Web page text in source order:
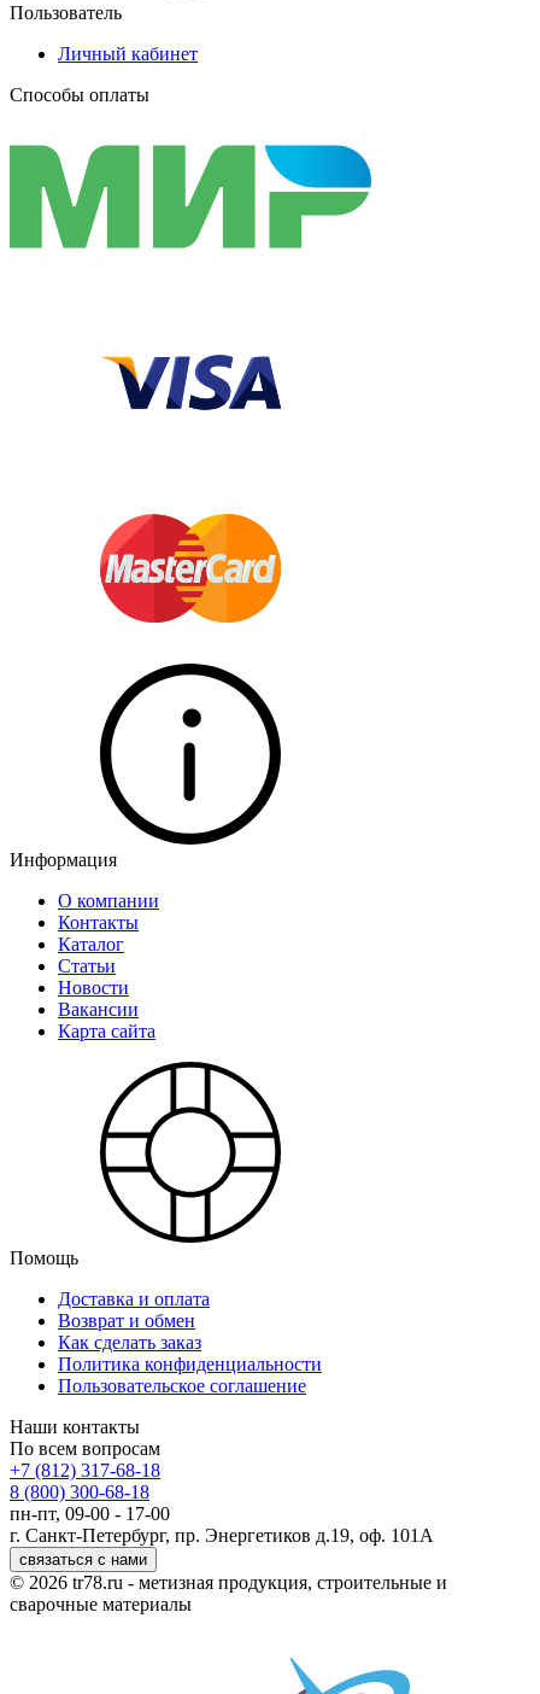
Пользователь
Личный кабинет
Способы оплаты
Информация
О компании
Контакты
Каталог
Статьи
Новости
Вакансии
Карта сайта
Помощь
Доставка и оплата
Возврат и обмен
Как сделать заказ
Политика конфиденциальности
Пользовательское соглашение
Наши контакты
По всем вопросам
+7 (812) 317-68-18
8 (800) 300-68-18
пн-пт, 09-00 - 17-00
г. Санкт-Петербург, пр. Энергетиков д.19, оф. 101А
связаться с нами
© 2026 tr78.ru - метизная продукция, строительные и
сварочные материалы